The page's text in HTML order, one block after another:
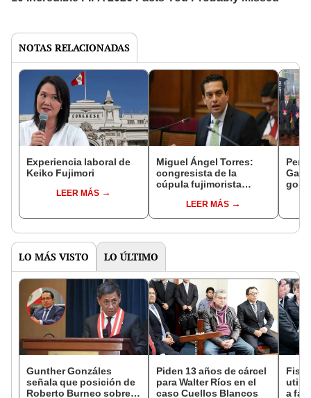
NOTAS RELACIONADAS
Experiencia laboral de
Keiko Fujimori
LEER MÁS
Miguel Ángel Torres:
congresista de la
cúpula fujimorista
del SenadoLEER MÁS
LO MÁS VISTO LO ÚLTIMO
Gunther Gonzáles
señala que posición de
Roberto Burneo sobre
Piden 13 años de cárcel
para Walter Ríos en el
caso Cuellos Blancos
a